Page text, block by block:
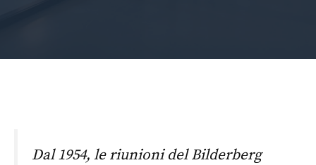
Dal 1954, le riunioni del Bilderberg